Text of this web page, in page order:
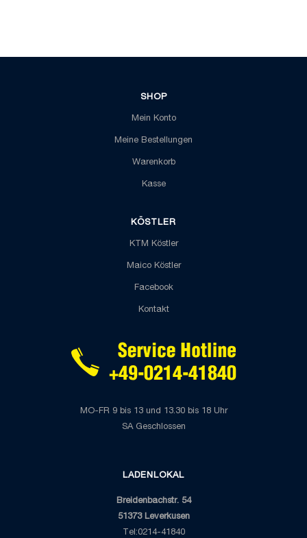
SHOP
Mein Konto
Meine Bestellungen
Warenkorb
Kasse
KÖSTLER
KTM Köstler
Maico Köstler
Facebook
Kontakt
MO-FR 9 bis 13 und 13.30 bis 18 Uhr
SA Geschlossen
LADENLOKAL
Breidenbachstr. 54
51373 Leverkusen
Tel:0214-41840